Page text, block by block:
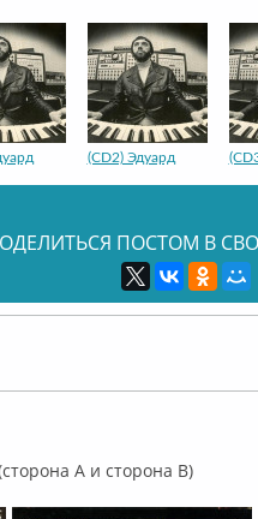
(CD2) Эдуард
ПОСТОМ В
A и сторона B)